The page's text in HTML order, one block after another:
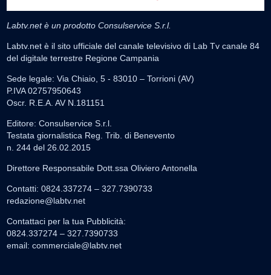
Labtv.net è un prodotto Consulservice S.r.l.
Labtv.net è il sito ufficiale del canale televisivo di Lab Tv canale 84
del digitale terrestre Regione Campania
Sede legale: Via Chiaio, 5 - 83010 – Torrioni (AV)
P.IVA 02757950643
Oscr. R.E.A. AV N.181151
Editore: Consulservice S.r.l.
Testata giornalistica Reg. Trib. di Benevento
n. 244 del 26.02.2015
Direttore Responsabile Dott.ssa Oliviero Antonella
Contatti: 0824.337274 – 327.7390733
redazione@labtv.net
Contattaci per la tua Pubblicità:
0824.337274 – 327.7390733
email: commerciale@labtv.net